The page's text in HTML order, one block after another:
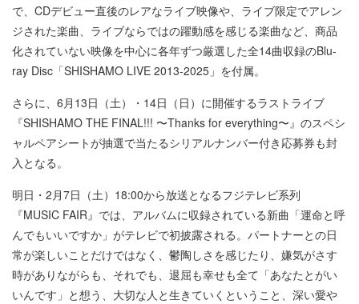
で、CDデビュー直後のレアなライブ映像や、ライブ限定でアレン
ジされた楽曲、ライブならではの躍動感を感じる楽曲など、商品
化されていない映像を中心に各年ずつ厳選した全14曲収録のBlu-
ray Disc「SHISHAMO LIVE 2013-2025」を付属。
さらに、6月13日（土）・14日（日）に開催するラストライブ
『SHISHAMO THE FINAL!!! 〜Thanks for everything〜』のスペシ
ャルペアシートが抽選で当たるシリアルナンバー付き応募券も封
入となる。
明日・2月7日（土）18:00から放送となるフジテレビ系列
『MUSIC FAIR』では、アルバムに収録されている新曲「運命と呼
んでもいいですか」がテレビで初披露される。パートナーとの日
常が楽しいことだけではなく、鬱陶しさを感じたり、嫌気がさす
時がありながらも、それでも、退屈も幸せも全て「あなたとがい
いんです」と想う、大切な人と生きていくということ、深い愛や